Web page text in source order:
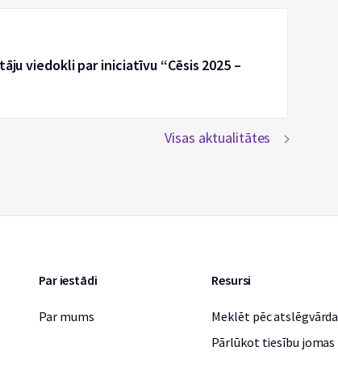
viedokli par iniciatīvu “Cēsis 2025 –
Visas aktualitātes
Par iestādi
Par mums
Resursi
Meklēt pēc atslēgvārda
Pārlūkot tiesību jomas